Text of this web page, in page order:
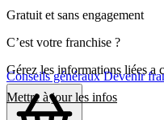
Conseils générauxDevenir
Gratuit et sans engagement
C’est votre franchise ?
Gérez les informations liées a
Mettre à jour les infos